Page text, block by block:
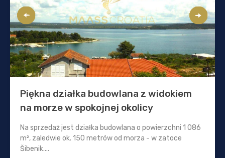
Piękna działka budowlana z widokiem
na morze w spokojnej okolicy
Na sprzedaż jest działka budowlana o powierzchni 1 086
m², zaledwie ok. 150 metrów od morza - w zatoce
Šibenik....